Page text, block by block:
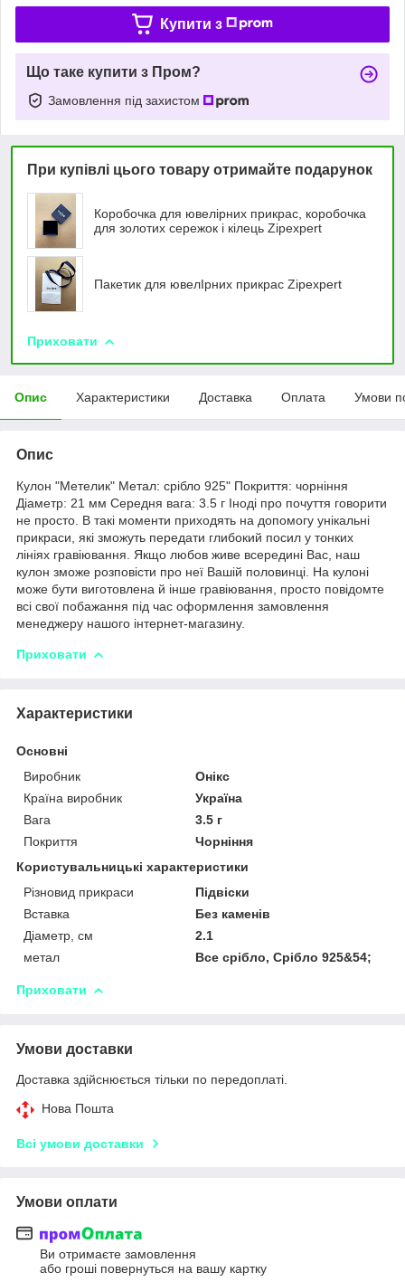
Купити з
Що таке купити з Пром?
Замовлення під захистом
При купівлі цього товару отримайте подарунок
Коробочка для ювелірних прикрас, коробочка
для золотих сережок і кілець Zipexpert
Пакетик для ювелIрних прикрас Zipexpert
Приховати
Опис Характеристики Доставка Оплата Умови
Опис
Кулон "Метелик" Метал: срібло 925" Покриття: чорніння
Діаметр: 21 мм Середня вага: 3.5 г Іноді про почуття говорити
не просто. В такі моменти приходять на допомогу унікальні
прикраси, які зможуть передати глибокий посил у тонких
лініях гравіювання. Якщо любов живе всередині Вас, наш
кулон зможе розповісти про неї Вашій половинці. На кулоні
може бути виготовлена й інше гравіювання, просто повідомте
всі свої побажання під час оформлення замовлення
менеджеру нашого інтернет-магазину.
Приховати
Характеристики
Основні
Виробник
Онікс
Країна виробник
Україна
Вага
3.5 г
Покриття
Чорніння
Користувальницькі характеристики
Різновид прикраси
Підвіски
Вставка
Без каменів
Діаметр, см
2.1
метал
Все срібло, Срібло 925&54;
Приховати
Умови доставки
Доставка здійснюється тільки по передоплаті.
Нова Пошта
Всі умови доставки
Умови оплати
Ви отримаєте замовлення
або гроші повернуться на вашу картку